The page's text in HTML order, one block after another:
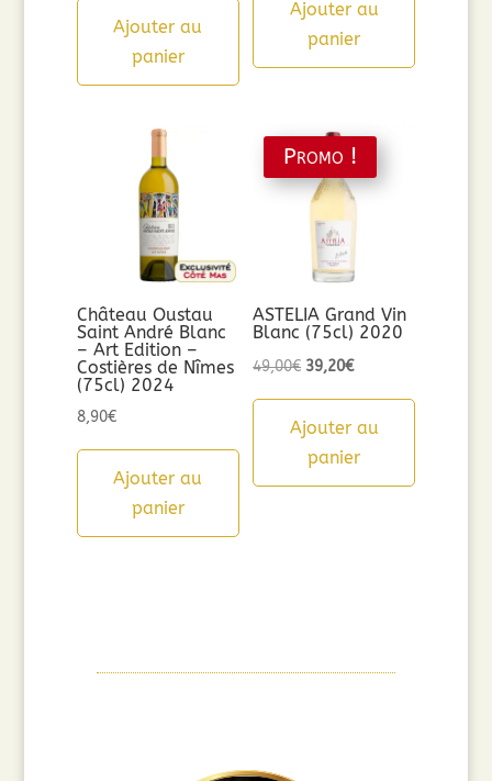
Ajouter au
panier
Ajouter au
panier
Château Oustau
Saint André Blanc
– Art Edition –
Costières de Nîmes
(75cl) 2024
8,90€
Ajouter au
panier
Promo !
ASTELIA Grand Vin
Blanc (75cl) 2020
49,00€ Le
initial
était :
39,20€Le
actuel
est :
Ajouter au
panier